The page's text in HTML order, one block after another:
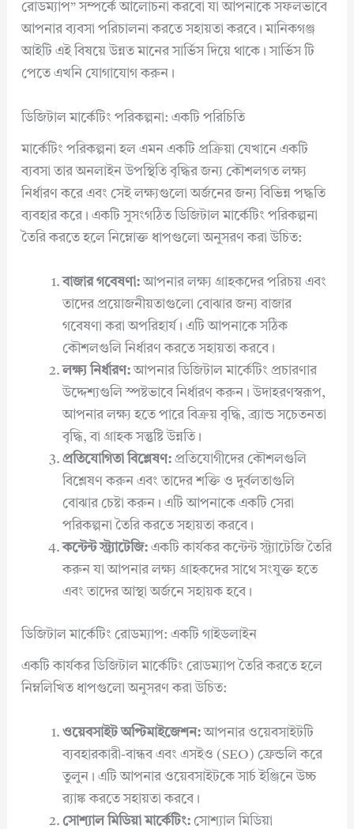
রোডম্যাপ” সম্পর্কে আলোচনা করবো যা আপনাকে সফলভাবে
আপনার ব্যবসা পরিচালনা করতে সহায়তা করবে। মানিকগঞ্জ
আইটি এই বিষয়ে উন্নত মানের সার্ভিস দিয়ে থাকে। সার্ভিস টি
পেতে এখনি যোগাযোগ করুন।
ডিজিটাল মার্কেটিং পরিকল্পনা: একটি পরিচিতি
মার্কেটিং পরিকল্পনা হল এমন একটি প্রক্রিয়া যেখানে একটি
ব্যবসা তার অনলাইন উপস্থিতি বৃদ্ধির জন্য কৌশলগত লক্ষ্য
নির্ধারণ করে এবং সেই লক্ষ্যগুলো অর্জনের জন্য বিভিন্ন পদ্ধতি
ব্যবহার করে। একটি সুসংগঠিত ডিজিটাল মার্কেটিং পরিকল্পনা
তৈরি করতে হলে নিম্নোক্ত ধাপগুলো অনুসরণ করা উচিত:
বাজার গবেষণা:আপনার লক্ষ্য গ্রাহকদের পরিচয় এবং
তাদের প্রয়োজনীয়তাগুলো বোঝার জন্য বাজার
গবেষণা করা অপরিহার্য। এটি আপনাকে সঠিক
কৌশলগুলি নির্ধারণ করতে সহায়তা করবে।
লক্ষ্য নির্ধারণ:আপনার ডিজিটাল মার্কেটিং প্রচারণার
উদ্দেশ্যগুলি স্পষ্টভাবে নির্ধারণ করুন। উদাহরণস্বরূপ,
আপনার লক্ষ্য হতে পারে বিক্রয় বৃদ্ধি, ব্র্যান্ড সচেতনতা
বৃদ্ধি, বা গ্রাহক সন্তুষ্টি উন্নতি।
প্রতিযোগিতা বিশ্লেষণ:প্রতিযোগীদের কৌশলগুলি
বিশ্লেষণ করুন এবং তাদের শক্তি ও দুর্বলতাগুলি
বোঝার চেষ্টা করুন। এটি আপনাকে একটি সেরা
পরিকল্পনা তৈরি করতে সহায়তা করবে।
কন্টেন্ট স্ট্র্যাটেজি:একটি কার্যকর কন্টেন্ট স্ট্র্যাটেজি তৈরি
করুন যা আপনার লক্ষ্য গ্রাহকদের সাথে সংযুক্ত হতে
এবং তাদের আস্থা অর্জনে সহায়ক হবে।
ডিজিটাল মার্কেটিং রোডম্যাপ: একটি গাইডলাইন
একটি কার্যকর ডিজিটাল মার্কেটিং রোডম্যাপ তৈরি করতে হলে
নিম্নলিখিত ধাপগুলো অনুসরণ করা উচিত:
ওয়েবসাইট অপ্টিমাইজেশন:আপনার ওয়েবসাইটটি
ব্যবহারকারী-বান্ধব এবং এসইও (SEO) ফ্রেন্ডলি করে
তুলুন। এটি আপনার ওয়েবসাইটকে সার্চ ইঞ্জিনে উচ্চ
র‍্যাঙ্ক করতে সহায়তা করবে।
সোশ্যাল মিডিয়া মার্কেটিং:সোশ্যাল মিডিয়া